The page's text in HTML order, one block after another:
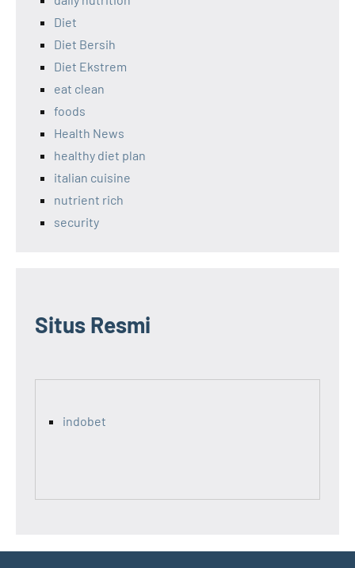
Diet
Diet Bersih
Diet Ekstrem
eat clean
foods
Health News
healthy diet plan
italian cuisine
nutrient rich
security
Situs Resmi
indobet